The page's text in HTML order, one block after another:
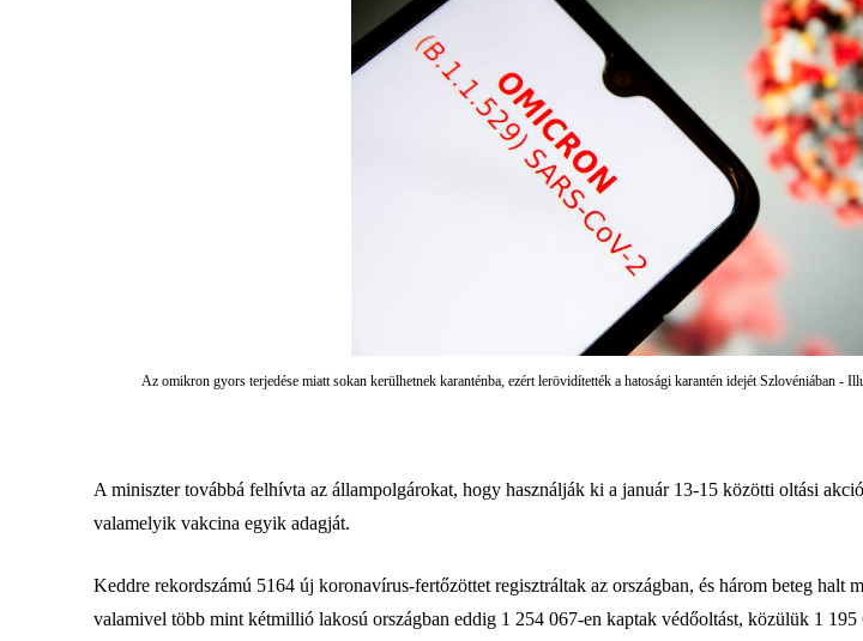
Az omikron gyors terjedése miatt sokan kerülhetnek karanténba, ezért lerövidítették a hatosági karantén idejét
A miniszter továbbá felhívta az állampolgárokat, hogy használják ki a január 13-15 közötti oltási
valamelyik vakcina egyik adagját.
Keddre rekordszámú 5164 új koronavírus-fertőzöttet regisztráltak az országban, és három beteg
valamivel több mint kétmillió lakosú országban eddig 1 254 067-en kaptak védőoltást, közülük 1